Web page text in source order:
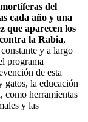
del
cada año y una
que aparecen los
la Rabia,
y a largo
programa
de esta
gatos, la educación
como herramientas
y las